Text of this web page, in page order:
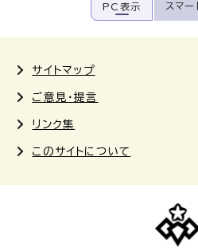
PC表示 スマー
サイトマップ
ご意見・提言
リンク集
このサイトについて